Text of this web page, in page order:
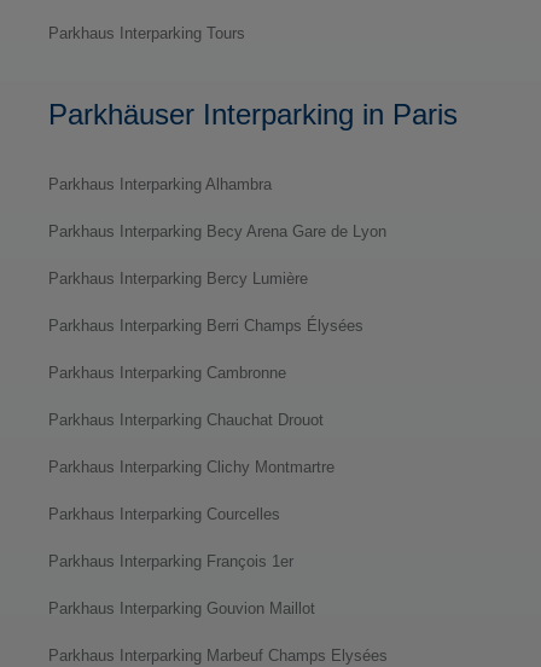
Parkhaus Interparking Tours
Parkhäuser Interparking in Paris
Parkhaus Interparking Alhambra
Parkhaus Interparking Becy Arena Gare de Lyon
Parkhaus Interparking Bercy Lumière
Parkhaus Interparking Berri Champs Élysées
Parkhaus Interparking Cambronne
Parkhaus Interparking Chauchat Drouot
Parkhaus Interparking Clichy Montmartre
Parkhaus Interparking Courcelles
Parkhaus Interparking François 1er
Parkhaus Interparking Gouvion Maillot
Parkhaus Interparking Marbeuf Champs Elysées